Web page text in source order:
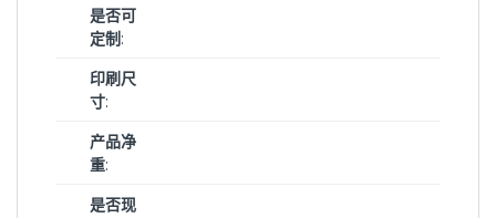
是否可
定制 :
印刷尺
寸:
产品净
重:
是否现